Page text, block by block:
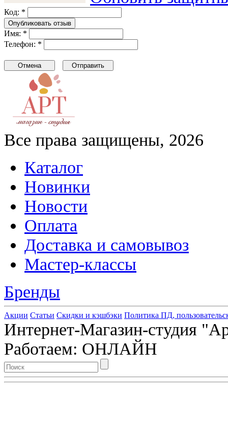
Код: *
Имя: *
Телефон: *
Все права защищены, 2026
Каталог
Новинки
Новости
Оплата
Доставка и самовывоз
Мастер-классы
Бренды
Акции Статьи Скидки и кэшбэки Политика ПД,
Интернет-Магазин-студия
Работаем: ОНЛАЙН